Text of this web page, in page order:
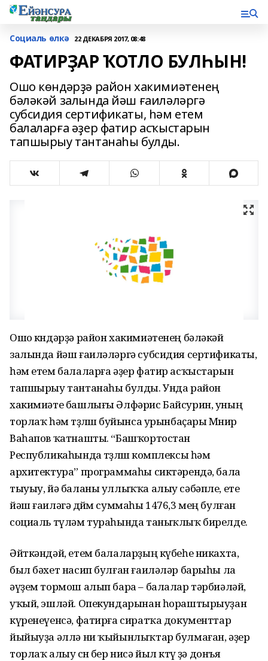
Социаль өлкә 22 ДЕКАБРЯ 2017, 08:48
ФАТИРҘАР ҠОТЛО БУЛҺЫН!
Ошо көндәрҙә район хакимиәтенең
бәләкәй залында йәш ғаиләләргә
субсидия сертификаты, һәм етем
балаларға әҙер фатир асҡыстарын
тапшырыу тантанаһы булды.
Ошо көндәрҙә район хакимиәтенең бәләкәй
залында йәш ғаиләләргә субсидия сертификаты,
һәм етем балаларға әҙер фатир асҡыстарын
тапшырыу тантанаһы булды. Унда район
хакимиәте башлығы Әлфәрис Байсурин, уның
торлаҡ һәм төҙөлөш буйынса урынбаҫары Мөнир
Ваһапов ҡатнашты. “Башҡортостан
Республикаһында төҙөлөш комплексы һәм
архитектура” программаһы сиктәрендә, бала
тыуыу, йә баланы уллыҡҡа алыу сәбәпле, ете
йәш ғаиләгә дөйөм суммаһы 1476,3 мең булған
социаль түләм тураһында таныҡлыҡ бирелде.
Әйткәндәй, етем балаларҙың күбеһе никахта,
был бәхет насип булған ғаиләләр барыһы ла
әүҙем тормош алып бара – балалар тәрбиәләй,
уҡый, эшләй. Опекундарынан һораштырыуҙан
күренеүенсә, фатирға сиратҡа документтар
йыйыуҙа әллә ни ҡыйынлыҡтар булмаған, әҙер
торлаҡ алыу өсөн бер нисә йыл көтөү ҙә донъя